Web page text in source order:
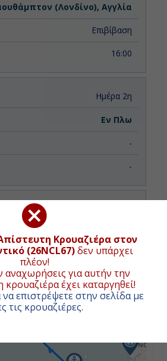
Κρουαζιέρα στον
(26NCL67)δεν υπάρχει
πλέον!
αναχωρήσεις για αυτήν την
κρουαζιέρα έχει καταργηθεί!
επιστρέψετε στην σελίδα με
τις κρουαζιέρες.
(Λονδίνο), Αγγλία
Επιβίβαση
16:00
Ημέρα 2η
Εν Πλω
-
-
8:00
15:00
Μπέργκεν, Νορβηγία